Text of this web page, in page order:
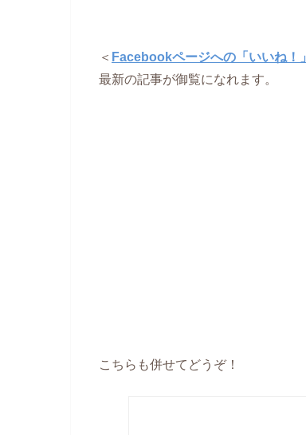
＜ Facebookページへの「いいね！」
最新の記事が御覧になれます。
こちらも併せてどうぞ！